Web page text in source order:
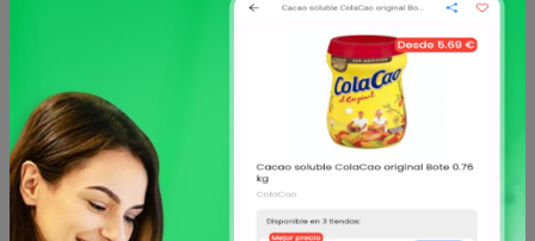
Como tú
Eau de parfum hombre
como tú rebel frasco
0.1 1...
desde8 €
Como tú
Eau de parfum mujer
como tú atracción
frasco 0....
desde 8 €